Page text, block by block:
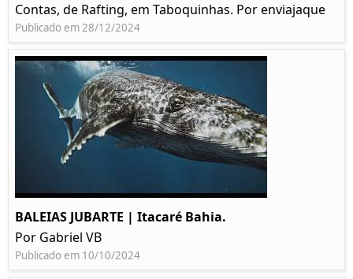
Contas, de Rafting, em Taboquinhas. Por enviajaque
Publicado em 28/12/2024
BALEIAS JUBARTE | Itacaré Bahia.
Por Gabriel VB
Publicado em 10/10/2024